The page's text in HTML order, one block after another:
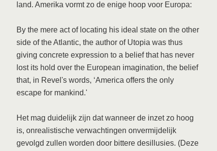
land. Amerika vormt zo de enige hoop voor Europa:
By the mere act of locating his ideal state on the other
side of the Atlantic, the author of Utopia was thus
giving concrete expression to a belief that has never
lost its hold over the European imagination, the belief
that, in Revel's words, ‘America offers the only
escape for mankind.'
Het mag duidelijk zijn dat wanneer de inzet zo hoog
is, onrealistische verwachtingen onvermijdelijk
gevolgd zullen worden door bittere desillusies. (Deze